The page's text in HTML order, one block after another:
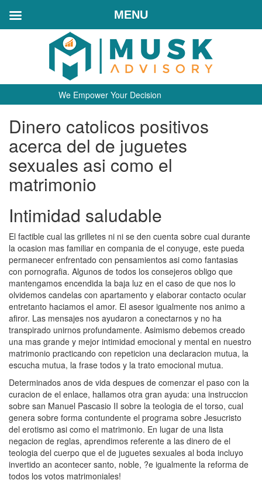
We Empower Your Decision
Dinero catolicos positivos
acerca del de juguetes
sexuales asi­ como el
matrimonio
Intimidad saludable
El factible cual las grilletes ni ni se den cuenta sobre cual durante
la ocasion mas familiar en compania de el conyuge, este pueda
permanecer enfrentado con pensamientos asi­ como fantasias
con pornografia. Algunos de todos los consejeros obligo que
mantengamos encendida la baja luz en el caso de que nos lo
olvidemos candelas con apartamento y elaborar contacto ocular
entretanto haciamos el amor. El asesor igualmente nos animo a
afiror. Las mensajes nos ayudaron a conectarnos y no ha
transpirado unirnos profundamente. Asimismo debemos creado
una mas grande y mejor intimidad emocional y mental en nuestro
matrimonio practicando con repeticion una declaracion mutua, la
escucha mutua, la frase todos y la trato emocional mutua.
Determinados anos de vida despues de comenzar el paso con la
curacion de el enlace, hallamos otra gran ayuda: una instruccion
sobre san Manuel Pascasio II sobre la teologia de el torso, cual
genera sobre forma contundente el programa sobre Jesucristo
del erotismo asi­ como el matrimonio. En lugar de una lista
negacion de reglas, aprendimos referente a las dinero de el
teologia del cuerpo que el de juguetes sexuales al boda incluyo
invertido an acontecer santo, noble, ?e igualmente la reforma de
todos los votos matrimoniales!
MENU